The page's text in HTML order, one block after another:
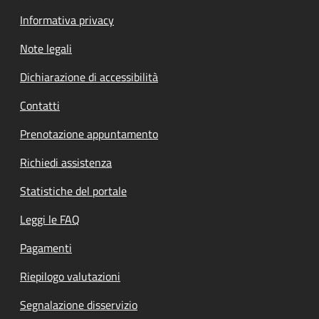
Informativa privacy
Note legali
Dichiarazione di accessibilità
Contatti
Prenotazione appuntamento
Richiedi assistenza
Statistiche del portale
Leggi le FAQ
Pagamenti
Riepilogo valutazioni
Segnalazione disservizio